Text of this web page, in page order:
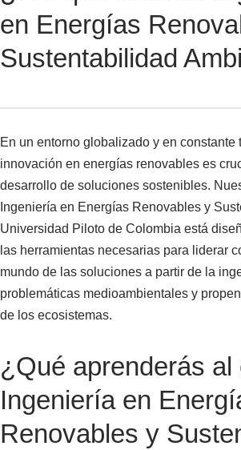
en Energías
Sustentabilidad
En un entorno globalizado y en constante
innovación en energías renovables es
desarrollo de soluciones sostenibles.
Ingeniería en Energías Renovables y
Universidad Piloto de Colombia está
las herramientas necesarias para liderar
mundo de las soluciones a partir de la
problemáticas medioambientales y
de los ecosistemas.
¿Qué aprenderás al
Ingeniería en
Renovables y